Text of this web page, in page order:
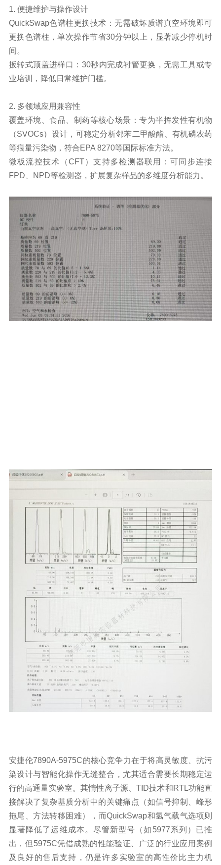
1. 便捷维护与操作设计
QuickSwap色谱柱更换技术：无需破坏质谱真空环境即可
更换色谱柱，单次操作节省30分钟以上，显著减少停机时
间。
扳转式顶盖进样口：30秒内完成衬管更换，无需工具或专
业培训，降低日常维护门槛。
2. 多领域应用兼容性
覆盖环境、食品、制药等核心场景：专为半挥发性有机物
（SVOCs）设计，可稳定分析邻苯二甲酸酯、有机磷农药
等痕量污染物，符合EPA 8270等国际标准方法。
微板流控技术（CFT）支持多检测器联用：可同步连接
FPD、NPD等检测器，扩展复杂样品的多维度分析能力。
安捷伦7890A-5975C的核心竞争力在于将高灵敏度、抗污
染设计与智能化操作无缝整合，尤其适合需要长期稳定运
行的高通量实验室。其惰性离子源、TID技术和RTL功能直
接解决了复杂基质分析中的关键痛点（如信号抑制、峰形
拖尾、方法转移困难），而QuickSwap和氢气载气选项则
显著降低了运维成本。尽管新型号（如5977系列）已推
出，但5975C凭借成熟的性能验证、广泛的行业应用案例
及良好的售后支持，仍是许多实验室的高性价比主力机